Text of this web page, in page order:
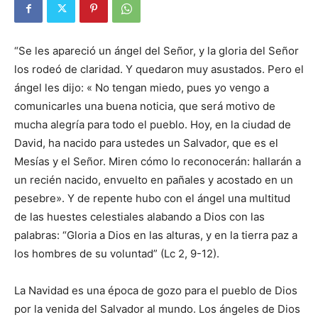
“Se les apareció un ángel del Señor, y la gloria del Señor
los rodeó de claridad. Y quedaron muy asustados. Pero el
ángel les dijo: « No tengan miedo, pues yo vengo a
comunicarles una buena noticia, que será motivo de
mucha alegría para todo el pueblo. Hoy, en la ciudad de
David, ha nacido para ustedes un Salvador, que es el
Mesías y el Señor. Miren cómo lo reconocerán: hallarán a
un recién nacido, envuelto en pañales y acostado en un
pesebre». Y de repente hubo con el ángel una multitud
de las huestes celestiales alabando a Dios con las
palabras: “Gloria a Dios en las alturas, y en la tierra paz a
los hombres de su voluntad” (Lc 2, 9-12).
La Navidad es una época de gozo para el pueblo de Dios
por la venida del Salvador al mundo. Los ángeles de Dios